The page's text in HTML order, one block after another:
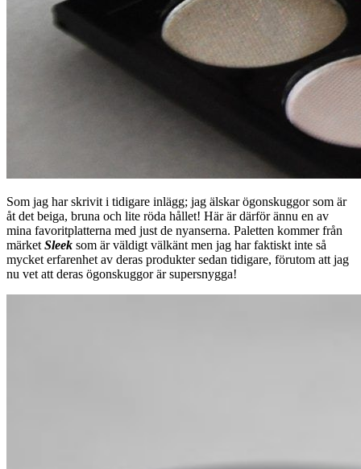
Som jag har skrivit i tidigare inlägg; jag älskar ögonskuggor som är
åt det beiga, bruna och lite röda hållet! Här är därför ännu en av
mina favoritplatterna med just de nyanserna. Paletten kommer från
märketSleek som är väldigt välkänt men jag har faktiskt inte så
mycket erfarenhet av deras produkter sedan tidigare, förutom att jag
nu vet att deras ögonskuggor är supersnygga!